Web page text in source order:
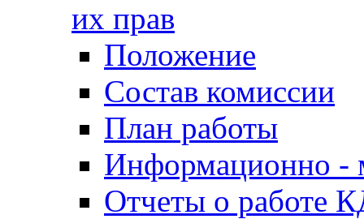
их прав
Положение
Состав комиссии
План работы
Информационно -
Отчеты о работе